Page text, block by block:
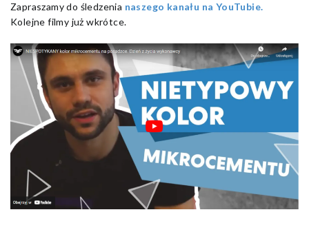
Zapraszamy do śledzenia naszego kanału na YouTubie.
Kolejne filmy już wkrótce.